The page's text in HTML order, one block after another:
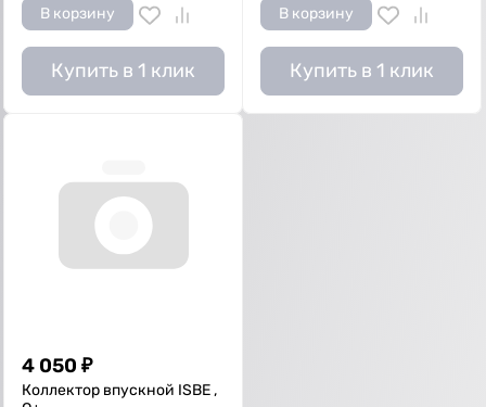
В корзину
Купить в 1 клик
В корзину
Купить в 1 клик
4 050 ₽
Коллектор впускной ISBE ,